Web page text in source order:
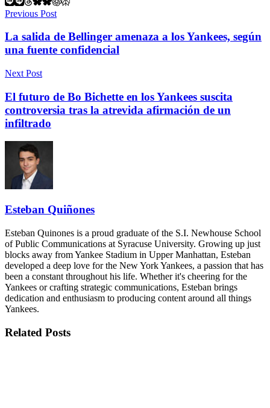
Previous Post
La salida de Bellinger amenaza a los Yankees, según
una fuente confidencial
Next Post
El futuro de Bo Bichette en los Yankees suscita
controversia tras la atrevida afirmación de un
infiltrado
Esteban Quiñones
Esteban Quinones is a proud graduate of the S.I. Newhouse School
of Public Communications at Syracuse University. Growing up just
blocks away from Yankee Stadium in Upper Manhattan, Esteban
developed a deep love for the New York Yankees, a passion that has
been a constant throughout his life. Whether it's cheering for the
Yankees or crafting strategic communications, Esteban brings
dedication and enthusiasm to producing content around all things
Yankees.
Related Posts